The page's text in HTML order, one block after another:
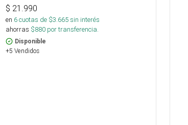
$ 21.990
en 6cuotas de $3.665sin interés
ahorras $880por transferencia.
Disponible
+5 Vendidos